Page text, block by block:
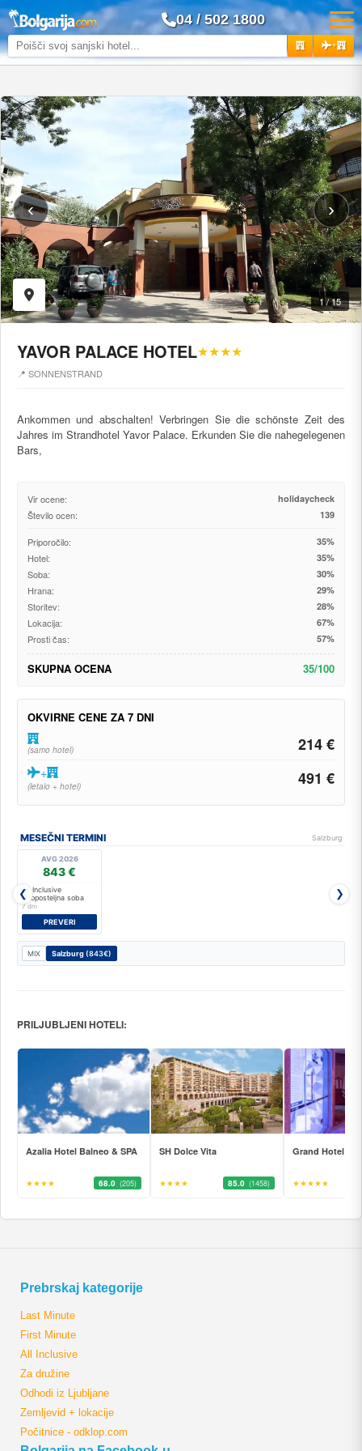
04 / 502 1800
+
‹ ›
1 / 15
YAVOR PALACE HOTEL★★★★
📍 SONNENSTRAND
Ankommen und abschalten! Verbringen Sie die schönste Zeit des
Jahres im Strandhotel Yavor Palace. Erkunden Sie die nahegelegenen
Bars,
Vir ocene: holidaycheck
Število ocen: 139
Priporočilo: 35%
Hotel: 35%
Soba: 30%
Hrana: 29%
Storitev: 28%
Lokacija: 67%
Prosti čas: 57%
SKUPNA OCENA 35/100
OKVIRNE CENE ZA 7 DNI
(samo hotel) 214 €
+
(letalo + hotel) 491 €
MESEČNI TERMINI Salzburg
❮
AVG 2026
843 €
All Inclusive
Dvoposteljna soba
7 dni
PREVERI
❯
MIX Salzburg (843€)
PRILJUBLJENI HOTELI:
Azalia Hotel Balneo & SPA
★★★★ 68.0 (205)
SH Dolce Vita
★★★★ 85.0 (1458)
Grand Hotel
★★★★★
Prebrskaj kategorije
Last Minute
First Minute
All Inclusive
Za družine
Odhodi iz Ljubljane
Zemljevid + lokacije
Počitnice - odklop.com